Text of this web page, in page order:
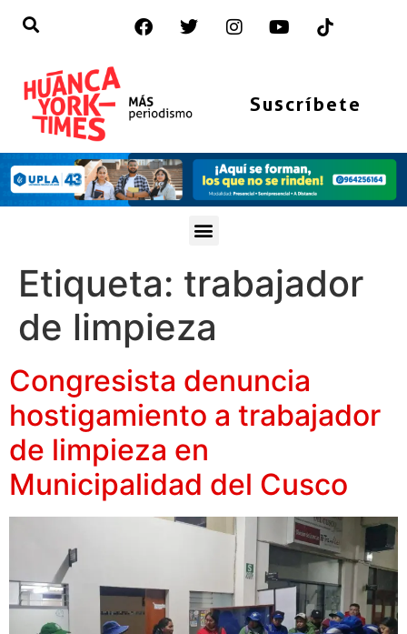
Suscríbete
Etiqueta: trabajador
de limpieza
Congresista denuncia
hostigamiento a trabajador
de limpieza en
Municipalidad del Cusco